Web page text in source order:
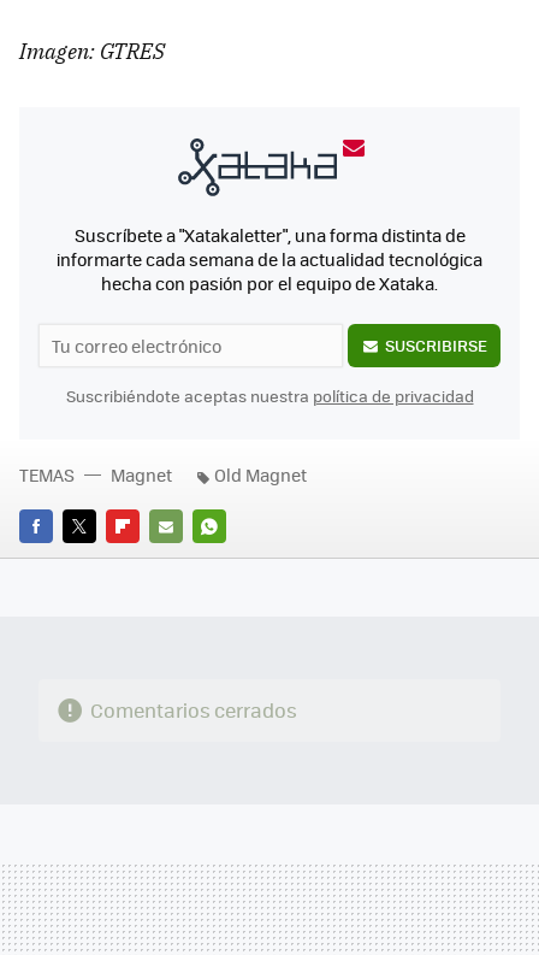
Imagen: GTRES
Suscríbete a "Xatakaletter", una forma distinta de
informarte cada semana de la actualidad tecnológica
hecha con pasión por el equipo de Xataka.
SUSCRIBIRSE
Suscribiéndote aceptas nuestra política de privacidad
FACEBOOK
TWITTERFLIPBOARD
E-
WHATSAPP
TEMAS Magnet Old Magnet
Comentarios cerrados